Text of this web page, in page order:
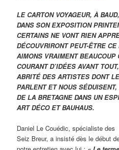
LE CARTON VOYAGEUR, À
DANS SON EXPOSITION
CERTAINS NE VONT RIEN
DÉCOUVRIRONT PEUT-ÊTRE
AIMONS VRAIMENT BEAUCOUP
COURANT D’IDÉES AVANT
ABRITÉ DES ARTISTES DONT
PARLENT ET NOUS
DE LA BRETAGNE DANS UN
ART DÉCO ET BAUHAUS.
Daniel Le Couédic, spécialiste des
Seiz Breur, a insisté dès le début